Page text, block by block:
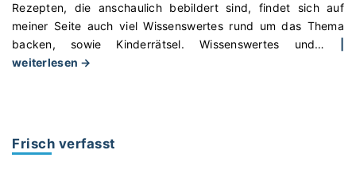
Rezepten, die anschaulich bebildert sind, findet sich auf
meiner Seite auch viel Wissenswertes rund um das Thema
backen, sowie Kinderrätsel. Wissenswertes und…
weiterlesen →
-
Frisch verfasst